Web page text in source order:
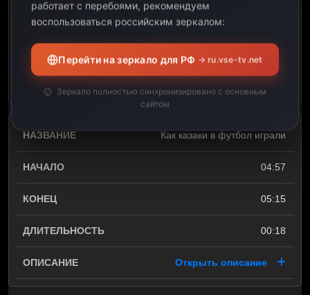
00:20
Открыть описание
Как казаки в футбол играли
04:57
05:15
00:18
Открыть описание
работает с перебоями, рекомендуем
воспользоваться российским зеркалом:
Перейти на зеркало для РФ → ru.vse-tv.net
Зеркало полностью синхронизировано с основным
сайтом